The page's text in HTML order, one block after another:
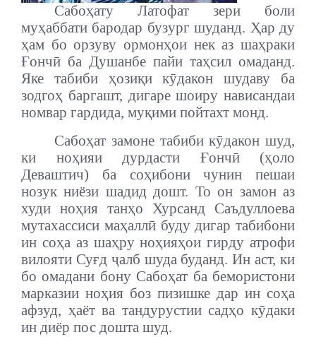
Сабоҳату Латофат зери боли
муҳаббати бародар бузург шуданд. Ҳар ду
ҳам бо орзуву ормонҳои нек аз шаҳраки
Ғончӣ ба Душанбе пайи таҳсил омаданд.
Яке табиби ҳозиқи кӯдакон шудаву ба
зодгоҳ баргашт, дигаре шоиру нависандаи
номвар гардида, муқими пойтахт монд.
Сабоҳат замоне табиби кӯдакон шуд,
ки ноҳияи дурдасти Ғончӣ (ҳоло
Деваштич) ба соҳибони чунин пешаи
нозук ниёзи шадид дошт. То он замон аз
худи ноҳия танҳо Хурсанд Саъдуллоева
мутахассиси маҳаллӣ буду дигар табибони
ин соҳа аз шаҳру ноҳияҳои гирду атрофи
вилояти Суғд ҷалб шуда буданд. Ин аст, ки
бо омадани бону Сабоҳат ба бемористони
марказии ноҳия боз пизишке дар ин соҳа
афзуд, ҳаёт ва тандурустии садҳо кӯдаки
ин диёр пос дошта шуд.